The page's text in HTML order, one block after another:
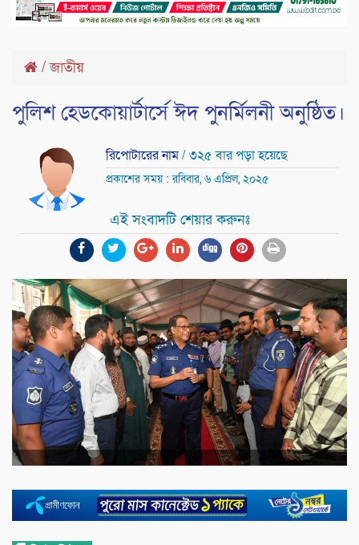
/জাতীয়
পুলিশ হেডকোয়ার্টার্সে ঈদ পুনর্মিলনী অনুষ্ঠিত।
রিপোটারের নাম/ ৩২৫ বার পড়া হয়েছে
প্রকাশের সময় : রবিবার, ৬ এপ্রিল, ২০২৫
এই সংবাদটি শেয়ার করুনঃ